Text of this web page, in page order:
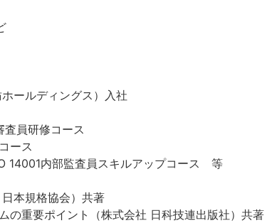
ールディングス）入社
員研修コース
ース
14001内部監査員スキルアップコース 等
本規格協会）共著
の重要ポイント（株式会社 日科技連出版社）共著